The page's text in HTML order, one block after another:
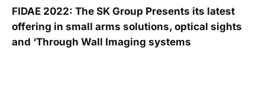
FIDAE 2022: The SK Group Presents its latest
offering in small arms solutions, optical sights
and ‘Through Wall Imaging systems